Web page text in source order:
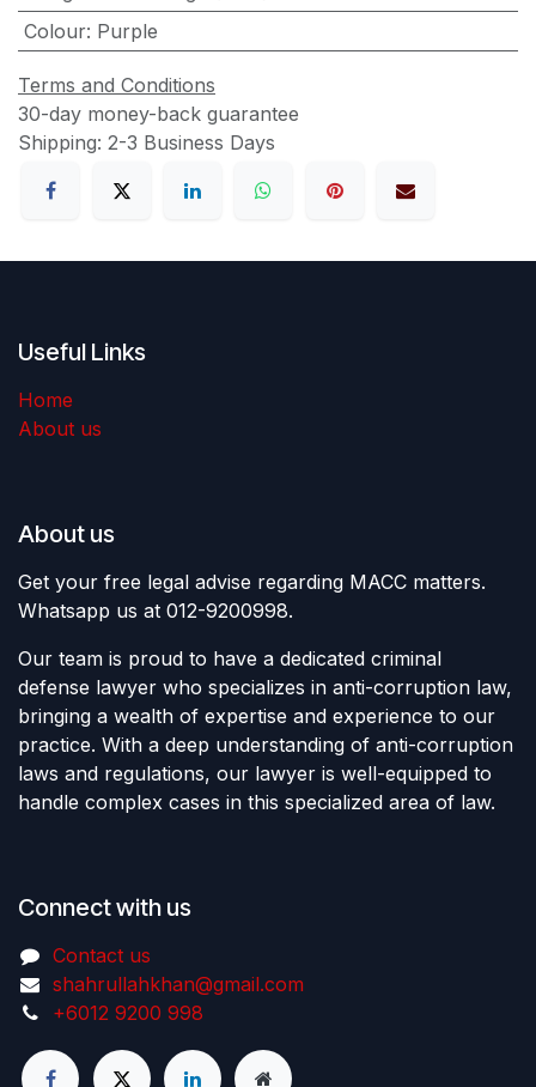
Colour: Purple
Terms and Conditions
30-day money-back guarantee
Shipping: 2-3 Business Days
Useful Links
Home
About us
About us
Get your free legal advise regarding MACC matters.
Whatsapp us at 012-9200998.
Our team is proud to have a dedicated criminal
defense lawyer who specializes in anti-corruption law,
bringing a wealth of expertise and experience to our
practice. With a deep understanding of anti-corruption
laws and regulations, our lawyer is well-equipped to
handle complex cases in this specialized area of law.
Connect with us
Contact us
shahrullahkhan@gmail.com
+6012 9200 998